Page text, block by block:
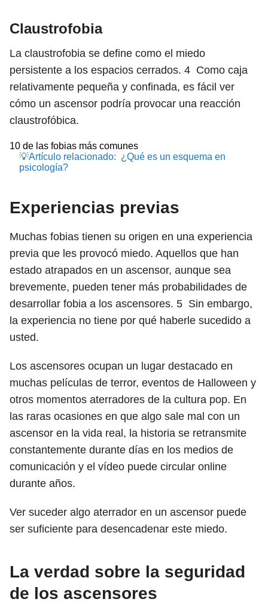
Claustrofobia
La claustrofobia se define como el miedo
persistente a los espacios cerrados. 4 Como caja
relativamente pequeña y confinada, es fácil ver
cómo un ascensor podría provocar una reacción
claustrofóbica.
10 de las fobias más comunes
💡Artículo relacionado: ¿Qué es un esquema en
psicología?
Experiencias previas
Muchas fobias tienen su origen en una experiencia
previa que les provocó miedo. Aquellos que han
estado atrapados en un ascensor, aunque sea
brevemente, pueden tener más probabilidades de
desarrollar fobia a los ascensores. 5 Sin embargo,
la experiencia no tiene por qué haberle sucedido a
usted.
Los ascensores ocupan un lugar destacado en
muchas películas de terror, eventos de Halloween y
otros momentos aterradores de la cultura pop. En
las raras ocasiones en que algo sale mal con un
ascensor en la vida real, la historia se retransmite
constantemente durante días en los medios de
comunicación y el vídeo puede circular online
durante años.
Ver suceder algo aterrador en un ascensor puede
ser suficiente para desencadenar este miedo.
La verdad sobre la seguridad
de los ascensores